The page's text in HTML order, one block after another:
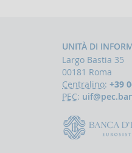
UNITÀ DI
Largo Bastia 35
00181 Roma
Centralino: +39
PEC: